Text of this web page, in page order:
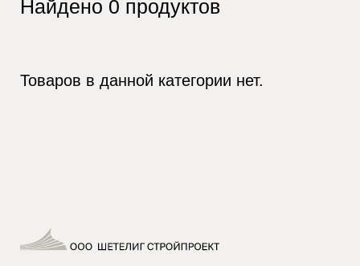
Найдено 0 продуктов
Товаров в данной категории нет.